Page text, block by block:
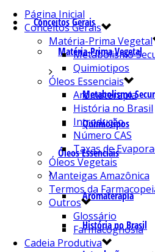
Conceitos Gerais
Matéria-Prima Vegetal
Metabolismo
Quimiotipos
Óleos Essenciais
Aromaterapia
História no Brasil
Página Inicial
Conceitos Gerais
Matéria-Prima Vegetal
Metabolismo
Quimiotipos
Óleos Essenciais
Aromaterapia
História no Brasil
Introdução
Número CAS
Taxas de
Óleos Vegetais
Manteigas Amazônica
Termos da
Outros
Glossário
Farmacognosia
Cadeia Produtiva